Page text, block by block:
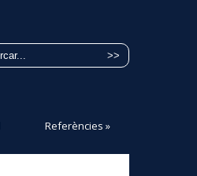
Referències »